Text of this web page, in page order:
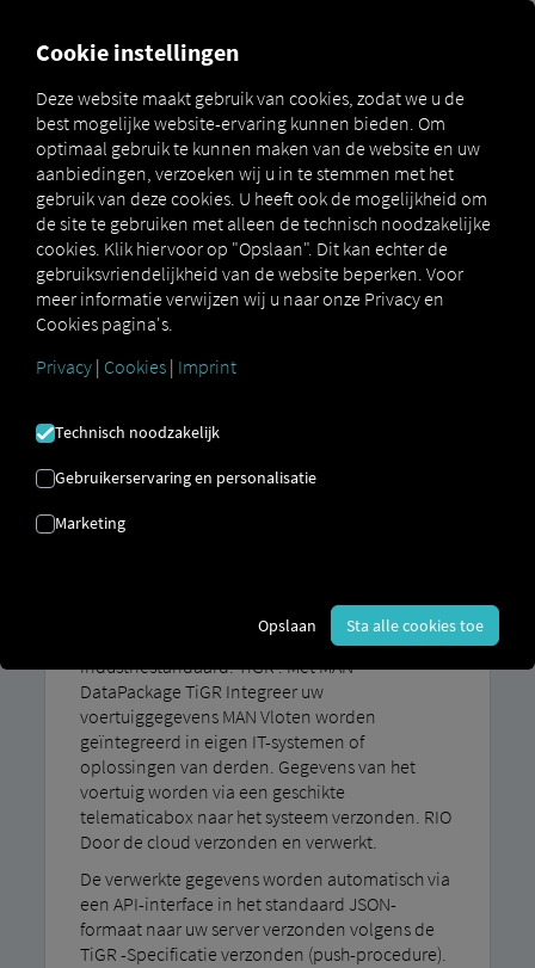
Marketplace
MAN
DigitalServices
MAN DataPackage
TiGR
MAN
DATAPACKAGE
TIGR
Dit datapakket voldoet aan de
industriestandaard. TiGR . Met MAN
DataPackage TiGR Integreer uw
voertuiggegevens MAN Vloten worden
geïntegreerd in eigen IT-systemen of
oplossingen van derden. Gegevens van het
voertuig worden via een geschikte
telematicabox naar het systeem verzonden. RIO
Door de cloud verzonden en verwerkt.
De verwerkte gegevens worden automatisch via
een API-interface in het standaard JSON-
formaat naar uw server verzonden volgens de
TiGR -Specificatie verzonden (push-procedure).
Cookie instellingen
Deze website maakt gebruik van cookies, zodat we u de
best mogelijke website-ervaring kunnen bieden. Om
optimaal gebruik te kunnen maken van de website en uw
aanbiedingen, verzoeken wij u in te stemmen met het
gebruik van deze cookies. U heeft ook de mogelijkheid om
de site te gebruiken met alleen de technisch noodzakelijke
cookies. Klik hiervoor op "Opslaan". Dit kan echter de
gebruiksvriendelijkheid van de website beperken. Voor
meer informatie verwijzen wij u naar onze Privacy en
Cookies pagina's.
Privacy | Cookies | Imprint
Technisch noodzakelijk
Gebruikerservaring en personalisatie
Marketing
Opslaan Sta alle cookies toe